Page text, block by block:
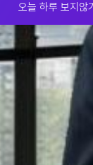
오늘 하루 보지않기